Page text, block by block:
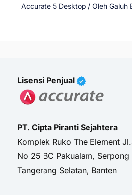
Accurate 5 Desktop / Oleh Galuh
Lisensi Penjual
PT. Cipta Piranti Sejahtera
Komplek Ruko The Element
No 25 BC Pakualam, Serpong
Tangerang Selatan, Banten